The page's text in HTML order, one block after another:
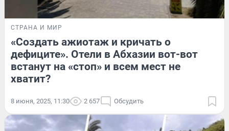
СТРАНА И МИР
«Создать ажиотаж и кричать о
дефиците». Отели в Абхазии вот-вот
встанут на «стоп» и всем мест не
хватит?
8 июня, 2025, 11:30 2 657 Обсудить